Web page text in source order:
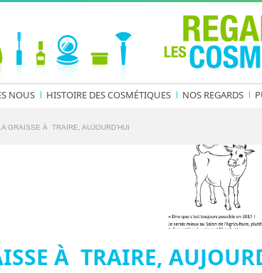
NOUS HISTOIRE DES COSMÉTIQUES NOS REGARDS
GRAISSE À TRAIRE, AUJOURD’HUI
À TRAIRE,